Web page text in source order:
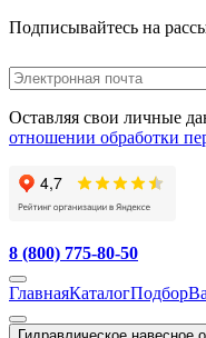
Подписывайтесь на
Оставляя свои личные
отношении обработки
8 (800) 775-80-50
ГлавнаяКаталогПодбор